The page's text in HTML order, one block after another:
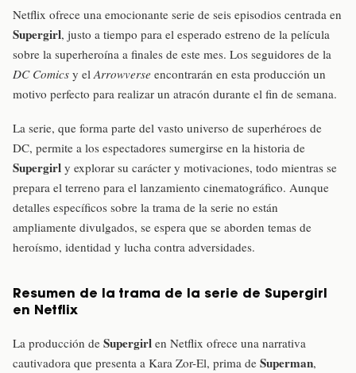
Netflix ofrece una emocionante serie de seis episodios centrada en
Supergirl, justo a tiempo para el esperado estreno de la película
sobre la superheroína a finales de este mes. Los seguidores de la
DC Comics y el Arrowverse encontrarán en esta producción un
motivo perfecto para realizar un atracón durante el fin de semana.
La serie, que forma parte del vasto universo de superhéroes de
DC, permite a los espectadores sumergirse en la historia de
Supergirl y explorar su carácter y motivaciones, todo mientras se
prepara el terreno para el lanzamiento cinematográfico. Aunque
detalles específicos sobre la trama de la serie no están
ampliamente divulgados, se espera que se aborden temas de
heroísmo, identidad y lucha contra adversidades.
Resumen de la trama de la serie de Supergirl
en Netflix
La producción de Supergirl en Netflix ofrece una narrativa
cautivadora que presenta a Kara Zor-El, prima de Superman,